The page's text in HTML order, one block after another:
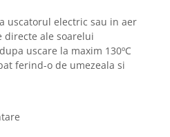
uscatorul electric sau in aer
directe ale soarelui
uscare la maxim 130ºC
ferind-o de umezeala si